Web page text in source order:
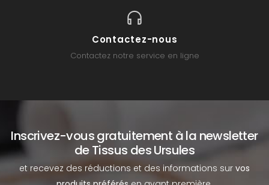
Contactez-nous
Contactez notre service en ligne
Inscrivez-vous gratuitement à la newsletter
de Tissus des Ursules
et recevez des réductions et des informations sur vos